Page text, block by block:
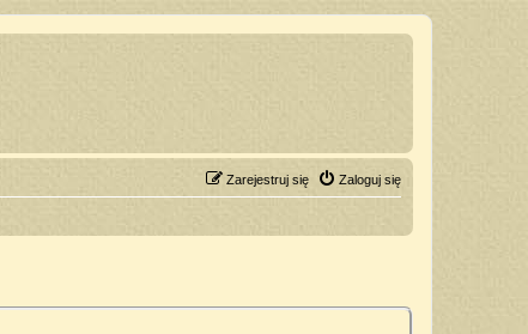
Zaloguj się
Zarejestruj się